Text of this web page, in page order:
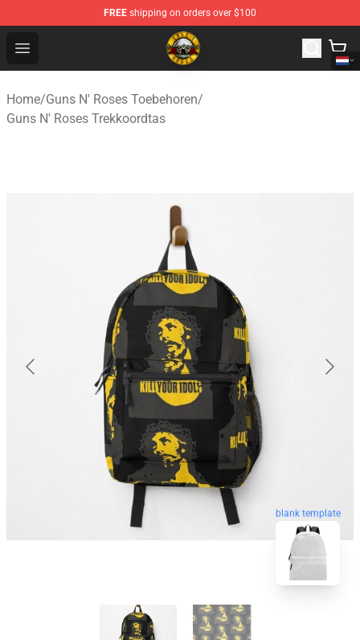
FREE shipping on orders over $100
Open menu
Guns N' Roses Store - Official Guns N' Roses
Home/Guns N' Roses Toebehoren/
Guns N' Roses Trekkoordtas
blank template